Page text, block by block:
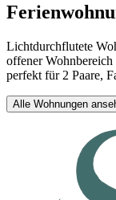
Lichtdurchflutete
offener
perfekt für 2 Paare,
Alle Wohnungen